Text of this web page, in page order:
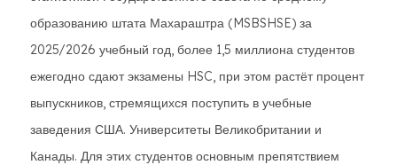
образованию штата Махараштра (MSBSHSE) за
2025/2026 учебный год, более 1,5 миллиона студентов
ежегодно сдают экзамены HSC, при этом растёт процент
выпускников, стремящихся поступить в учебные
заведения США. Университеты Великобритании и
Канады. Для этих студентов основным препятствием